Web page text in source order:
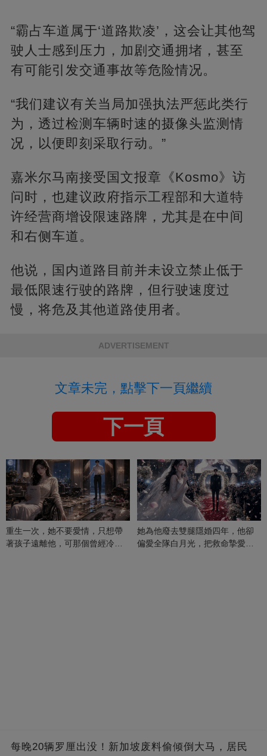
“霸占车道属于‘道路欺凌’，这会让其他驾
驶人士感到压力，加剧交通拥堵，甚至
有可能引发交通事故等危险情况。
“我们建议有关当局加强执法严惩此类行
为，透过检测车辆时速的摄像头监测情
况，以便即刻采取行动。”
嘉米尔马南接受国文报章《Kosmo》访
问时，也建议政府指示工程部和大道特
许经营商增设限速路牌，尤其是在中间
和右侧车道。
他说，国内道路目前并未设立禁止低于
最低限速行驶的路牌，但行驶速度过
慢，将危及其他道路使用者。
ADVERTISEMENT
文章未完，點擊下一頁繼續
下一頁
重生一次，她不要愛情，只想帶
著孩子遠離他，可那個曾經冷漠
她為他廢去雙腿隱婚四年，他卻
偏愛全隊白月光，把救命摯愛當
每晚20辆罗厘出没！新加坡废料偷倾倒大马，居民